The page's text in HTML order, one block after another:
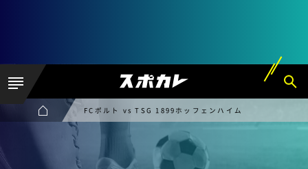
FCポルト vs TSG 1899ホッフェンハイム